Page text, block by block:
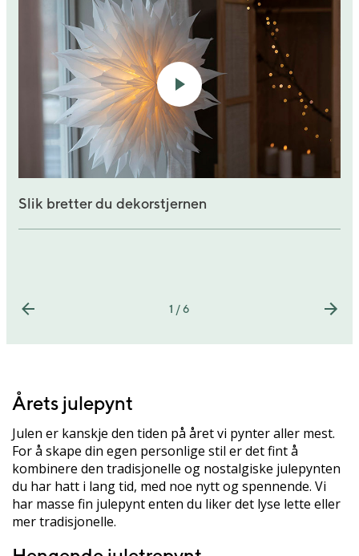
Slik bretter du dekorstjernen
1 / 6
Årets julepynt
Julen er kanskje den tiden på året vi pynter aller mest.
For å skape din egen personlige stil er det fint å
kombinere den tradisjonelle og nostalgiske julepynten
du har hatt i lang tid, med noe nytt og spennende. Vi
har masse fin julepynt enten du liker det lyse lette eller
mer tradisjonelle.